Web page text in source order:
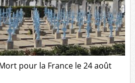
pour la France le 24 août